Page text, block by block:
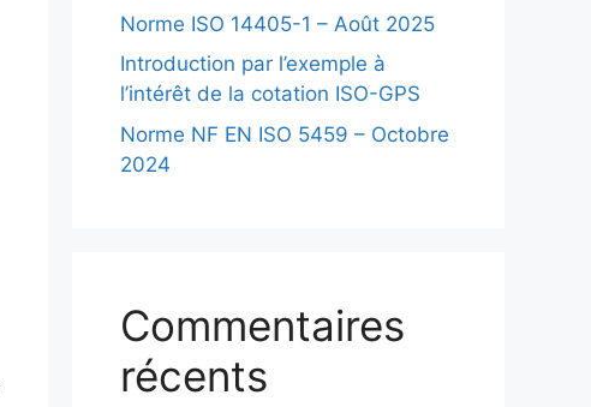
Norme ISO 14405-1 – Août 2025
Introduction par l’exemple à
l’intérêt de la cotation ISO-GPS
Norme NF EN ISO 5459 – Octobre
2024
Commentaires
récents